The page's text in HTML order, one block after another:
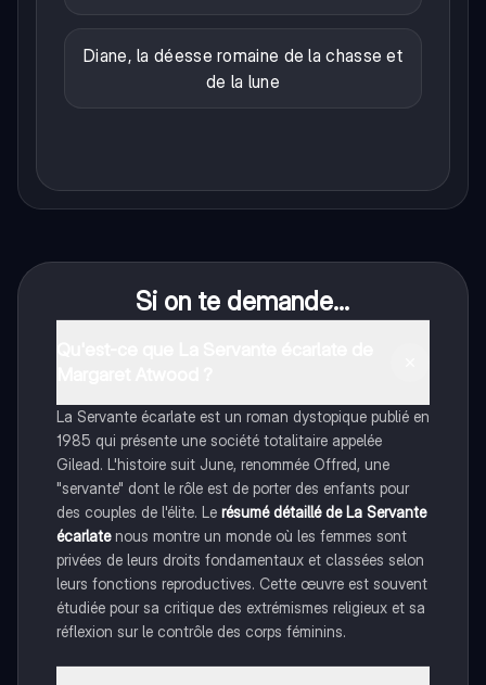
Diane, la déesse romaine de la chasse et
de la lune
Si on te demande...
La Servante écarlate est un roman dystopique publié en
1985 qui présente une société totalitaire appelée
Gilead. L'histoire suit June, renommée Offred, une
"servante" dont le rôle est de porter des enfants pour
des couples de l'élite. Le résumé détaillé de La Servante
écarlatenous montre un monde où les femmes sont
privées de leurs droits fondamentaux et classées selon
leurs fonctions reproductives. Cette œuvre est souvent
étudiée pour sa critique des extrémismes religieux et sa
réflexion sur le contrôle des corps féminins.